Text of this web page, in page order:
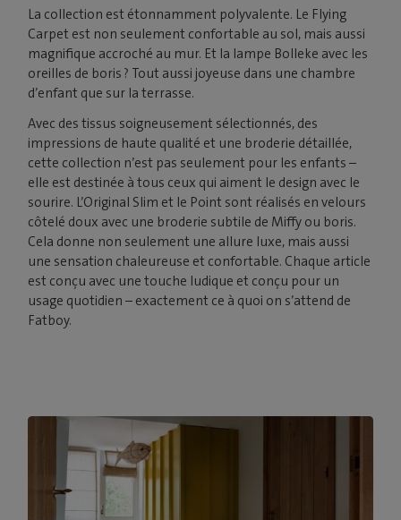
La collection est étonnamment polyvalente. Le Flying
Carpet est non seulement confortable au sol, mais aussi
magnifique accroché au mur. Et la lampe Bolleke avec les
oreilles de boris ? Tout aussi joyeuse dans une chambre
d’enfant que sur la terrasse.
Avec des tissus soigneusement sélectionnés, des
impressions de haute qualité et une broderie détaillée,
cette collection n’est pas seulement pour les enfants –
elle est destinée à tous ceux qui aiment le design avec le
sourire. L’Original Slim et le Point sont réalisés en velours
côtelé doux avec une broderie subtile de Miffy ou boris.
Cela donne non seulement une allure luxe, mais aussi
une sensation chaleureuse et confortable. Chaque article
est conçu avec une touche ludique et conçu pour un
usage quotidien – exactement ce à quoi on s’attend de
Fatboy.